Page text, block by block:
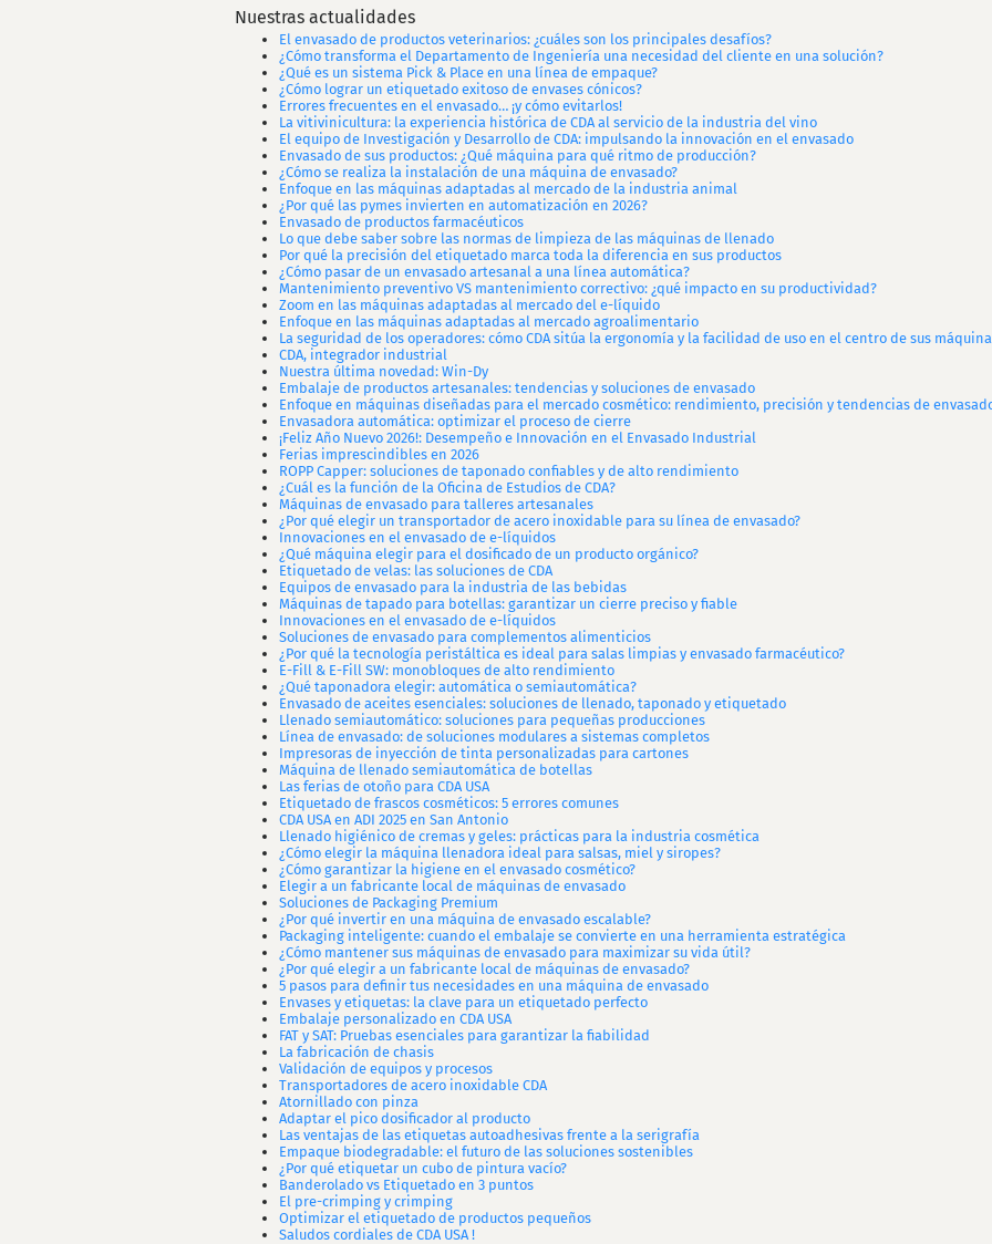
Nuestras actualidades
El envasado de productos veterinarios: ¿cuáles son los principales desafíos?
¿Cómo transforma el Departamento de Ingeniería una necesidad del cliente en una solución?
¿Qué es un sistema Pick & Place en una línea de empaque?
¿Cómo lograr un etiquetado exitoso de envases cónicos?
Errores frecuentes en el envasado… ¡y cómo evitarlos!
La vitivinicultura: la experiencia histórica de CDA al servicio de la industria del vino
El equipo de Investigación y Desarrollo de CDA: impulsando la innovación en el envasado
Envasado de sus productos: ¿Qué máquina para qué ritmo de producción?
¿Cómo se realiza la instalación de una máquina de envasado?
Enfoque en las máquinas adaptadas al mercado de la industria animal
¿Por qué las pymes invierten en automatización en 2026?
Envasado de productos farmacéuticos
Lo que debe saber sobre las normas de limpieza de las máquinas de llenado
Por qué la precisión del etiquetado marca toda la diferencia en sus productos
¿Cómo pasar de un envasado artesanal a una línea automática?
Mantenimiento preventivo VS mantenimiento correctivo: ¿qué impacto en su productividad?
Zoom en las máquinas adaptadas al mercado del e-líquido
Enfoque en las máquinas adaptadas al mercado agroalimentario
La seguridad de los operadores: cómo CDA sitúa la ergonomía y la facilidad de uso en el centro de sus
CDA, integrador industrial
Nuestra última novedad: Win-Dy
Embalaje de productos artesanales: tendencias y soluciones de envasado
Enfoque en máquinas diseñadas para el mercado cosmético: rendimiento, precisión y tendencias de
Envasadora automática: optimizar el proceso de cierre
¡Feliz Año Nuevo 2026!: Desempeño e Innovación en el Envasado Industrial
Ferias imprescindibles en 2026
ROPP Capper: soluciones de taponado confiables y de alto rendimiento
¿Cuál es la función de la Oficina de Estudios de CDA?
Máquinas de envasado para talleres artesanales
¿Por qué elegir un transportador de acero inoxidable para su línea de envasado?
Innovaciones en el envasado de e-líquidos
¿Qué máquina elegir para el dosificado de un producto orgánico?
Etiquetado de velas: las soluciones de CDA
Equipos de envasado para la industria de las bebidas
Máquinas de tapado para botellas: garantizar un cierre preciso y fiable
Innovaciones en el envasado de e-líquidos
Soluciones de envasado para complementos alimenticios
¿Por qué la tecnología peristáltica es ideal para salas limpias y envasado farmacéutico?
E-Fill & E-Fill SW: monobloques de alto rendimiento
¿Qué taponadora elegir: automática o semiautomática?
Envasado de aceites esenciales: soluciones de llenado, taponado y etiquetado
Llenado semiautomático: soluciones para pequeñas producciones
Línea de envasado: de soluciones modulares a sistemas completos
Impresoras de inyección de tinta personalizadas para cartones
Máquina de llenado semiautomática de botellas
Las ferias de otoño para CDA USA
Etiquetado de frascos cosméticos: 5 errores comunes
CDA USA en ADI 2025 en San Antonio
Llenado higiénico de cremas y geles: prácticas para la industria cosmética
¿Cómo elegir la máquina llenadora ideal para salsas, miel y siropes?
¿Cómo garantizar la higiene en el envasado cosmético?
Elegir a un fabricante local de máquinas de envasado
Soluciones de Packaging Premium
¿Por qué invertir en una máquina de envasado escalable?
Packaging inteligente: cuando el embalaje se convierte en una herramienta estratégica
¿Cómo mantener sus máquinas de envasado para maximizar su vida útil?
¿Por qué elegir a un fabricante local de máquinas de envasado?
5 pasos para definir tus necesidades en una máquina de envasado
Envases y etiquetas: la clave para un etiquetado perfecto
Embalaje personalizado en CDA USA
FAT y SAT: Pruebas esenciales para garantizar la fiabilidad
La fabricación de chasis
Validación de equipos y procesos
Transportadores de acero inoxidable CDA
Atornillado con pinza
Adaptar el pico dosificador al producto
Las ventajas de las etiquetas autoadhesivas frente a la serigrafía
Empaque biodegradable: el futuro de las soluciones sostenibles
¿Por qué etiquetar un cubo de pintura vacío?
Banderolado vs Etiquetado en 3 puntos
El pre-crimping y crimping
Optimizar el etiquetado de productos pequeños
Saludos cordiales de CDA USA !